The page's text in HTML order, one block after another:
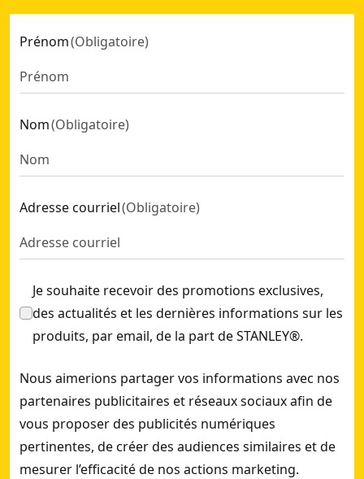
Prénom(Obligatoire)
Nom(Obligatoire)
Adresse courriel(Obligatoire)
Je souhaite recevoir des promotions exclusives,
des actualités et les dernières informations sur les
produits, par email, de la part de STANLEY®.
Nous aimerions partager vos informations avec nos
partenaires publicitaires et réseaux sociaux afin de
vous proposer des publicités numériques
pertinentes, de créer des audiences similaires et de
mesurer l’efficacité de nos actions marketing.